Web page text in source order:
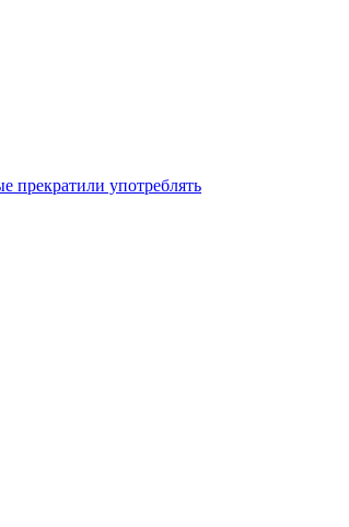
прекратили употреблять